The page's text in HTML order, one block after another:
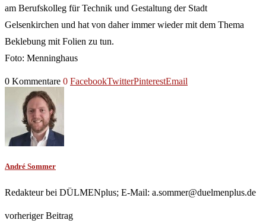
am Berufskolleg für Technik und Gestaltung der Stadt
Gelsenkirchen und hat von daher immer wieder mit dem Thema
Beklebung mit Folien zu tun.
Foto: Menninghaus
0 Kommentare 0 FacebookTwitterPinterestEmail
André Sommer
Redakteur bei DÜLMENplus; E-Mail: a.sommer@duelmenplus.de
vorheriger Beitrag